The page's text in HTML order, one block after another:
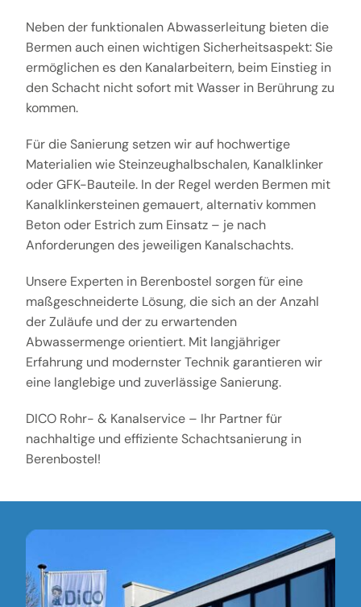
Neben der funktionalen Abwasserleitung bieten die
Bermen auch einen wichtigen Sicherheitsaspekt: Sie
ermöglichen es den Kanalarbeitern, beim Einstieg in
den Schacht nicht sofort mit Wasser in Berührung zu
kommen.
Für die Sanierung setzen wir auf hochwertige
Materialien wie Steinzeughalbschalen, Kanalklinker
oder GFK-Bauteile. In der Regel werden Bermen mit
Kanalklinkersteinen gemauert, alternativ kommen
Beton oder Estrich zum Einsatz – je nach
Anforderungen des jeweiligen Kanalschachts.
Unsere Experten in Berenbostel sorgen für eine
maßgeschneiderte Lösung, die sich an der Anzahl
der Zuläufe und der zu erwartenden
Abwassermenge orientiert. Mit langjähriger
Erfahrung und modernster Technik garantieren wir
eine langlebige und zuverlässige Sanierung.
DICO Rohr- & Kanalservice – Ihr Partner für
nachhaltige und effiziente Schachtsanierung in
Berenbostel!